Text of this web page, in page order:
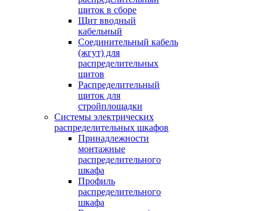
щиток в сборе
Щит вводный
кабельный
Соединительный кабель
(жгут) для
распределительных
щитов
Распределительный
щиток для
стройплощадки
Системы электрических
распределительных шкафов
Принадлежности
монтажные
распределительного
шкафа
Профиль
распределительного
шкафа